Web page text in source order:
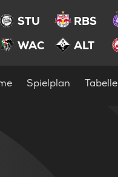
STU RBS
WAC ALT
Spielplan Tabelle